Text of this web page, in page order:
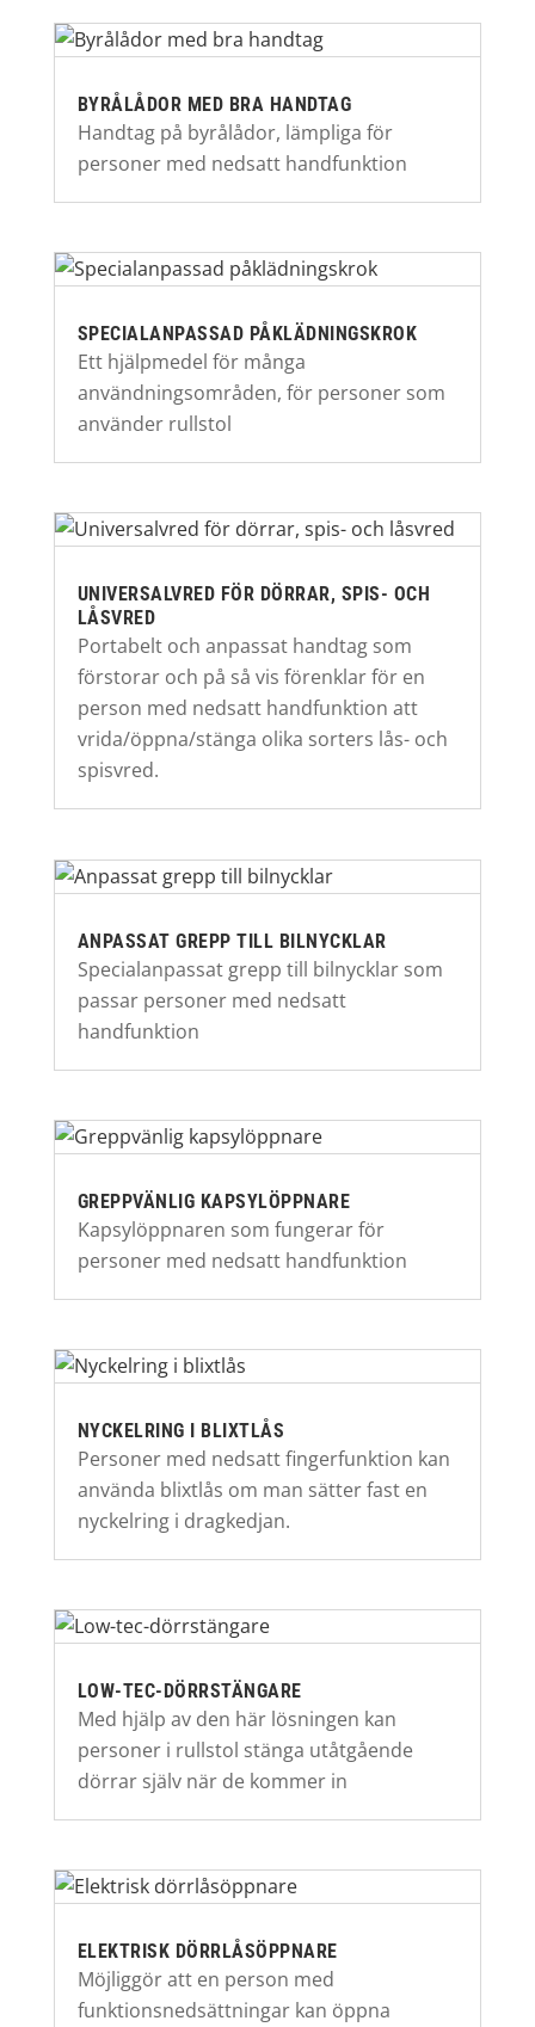
BYRÅLÅDOR MED BRA HANDTAG
Handtag på byrålådor, lämpliga för
personer med nedsatt handfunktion
SPECIALANPASSAD PÅKLÄDNINGSKROK
Ett hjälpmedel för många
användningsområden, för personer som
använder rullstol
UNIVERSALVRED FÖR DÖRRAR, SPIS- OCH
LÅSVRED
Portabelt och anpassat handtag som
förstorar och på så vis förenklar för en
person med nedsatt handfunktion att
vrida/öppna/stänga olika sorters lås- och
spisvred.
ANPASSAT GREPP TILL BILNYCKLAR
Specialanpassat grepp till bilnycklar som
passar personer med nedsatt
handfunktion
GREPPVÄNLIG KAPSYLÖPPNARE
Kapsylöppnaren som fungerar för
personer med nedsatt handfunktion
NYCKELRING I BLIXTLÅS
Personer med nedsatt fingerfunktion kan
använda blixtlås om man sätter fast en
nyckelring i dragkedjan.
LOW-TEC-DÖRRSTÄNGARE
Med hjälp av den här lösningen kan
personer i rullstol stänga utåtgående
dörrar själv när de kommer in
ELEKTRISK DÖRRLÅSÖPPNARE
Möjliggör att en person med
funktionsnedsättningar kan öppna